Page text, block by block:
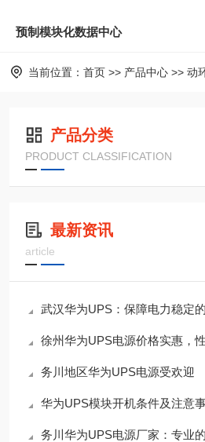
预制模块化数据中心
当前位置： 首页 >> 产品中心 >> 动
产品分类
PRODUCT CLASSIFICATION
最新资讯
article
武汉华为UPS：保障电力稳定
徐州华为UPS电源价格实惠，
务川地区华为UPS电源受欢迎
华为UPS模块开机条件及注意
务川华为UPS电源厂家：专业